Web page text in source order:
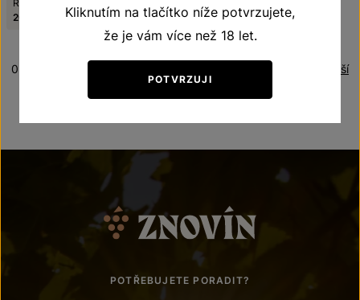
Ročník:
2015
Genus regis
Zrušit filtry
Nejdražší
0 produktů
POTŘEBUJETE PORADIT?
Kliknutím na tlačítko níže potvrzujete,
že je vám více než 18 let.
POTVRZUJI